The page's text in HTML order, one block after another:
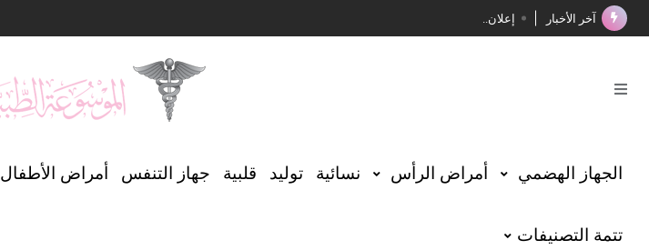
آخر الأخبار إعلان..
توصيات مجلس الإدارة
الأستاذ إياد خالد الطباع مدير عام لهيئة الموسوعة العربية
الجهاز الهضمي أمراض الرأس نسائية توليد قلبية جهاز التنفس أمراض الأطفال
تتمة التصنيفات